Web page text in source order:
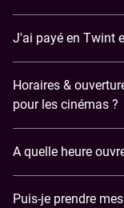
J'ai payé en Twint
Horaires &
pour les cinémas ?
A quelle heure
Puis-je prendre